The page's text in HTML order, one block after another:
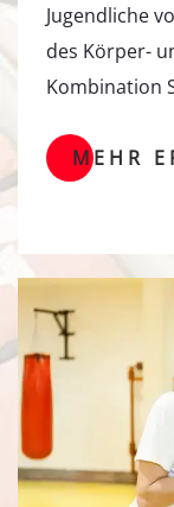
Jugendliche
des Körper-
Kombination
MEHR